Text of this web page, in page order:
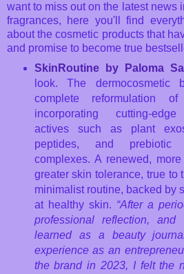
want to miss out on the latest news
fragrances, here you'll find
about the cosmetic products that
and promise to become true
SkinRoutine by Paloma
look. The dermocosmetic
complete reformulation
incorporating cutting-edge
actives such as plant
peptides, and prebiotic
complexes. A renewed,
greater skin tolerance, true to
minimalist routine, backed by
at healthy skin. “After a
professional reflection,
learned as a beauty
experience as an
the brand in 2023, I felt the